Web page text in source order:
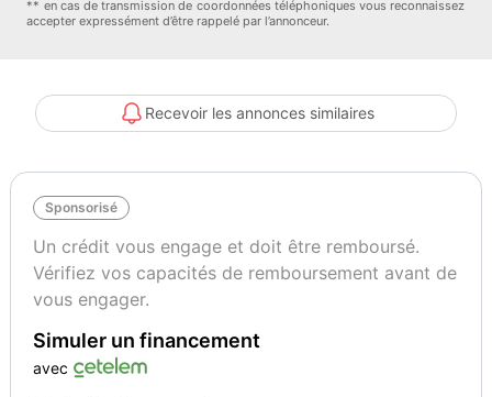
** en cas de transmission de coordonnées téléphoniques vous reconnaissez
accepter expressément d’être rappelé par l’annonceur.
Recevoir les annonces similaires
Sponsorisé
Un crédit vous engage et doit être remboursé.
Vérifiez vos capacités de remboursement avant de
vous engager.
Simuler un financement
avec